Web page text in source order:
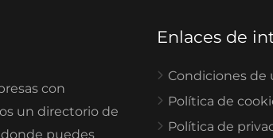
con
un directorio de
donde puedes
Enlaces de
Condiciones de
Política de
Política de